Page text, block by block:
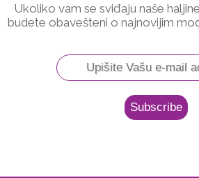
Ukoliko vam se sviđaju naše
budete obavešteni o najnovijim